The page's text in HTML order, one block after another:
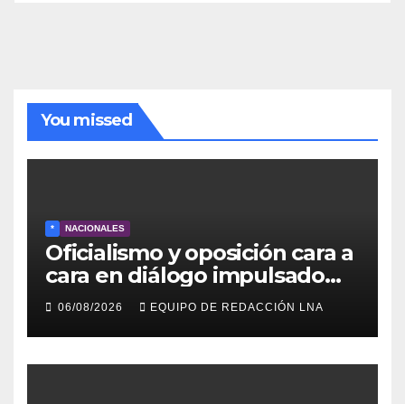
You missed
* NACIONALES
Oficialismo y oposición cara a
cara en diálogo impulsado
por EE UU: las claves
06/08/2026 EQUIPO DE REDACCIÓN LNA